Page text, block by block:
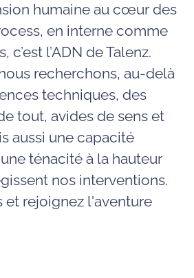
humaine au cœur des
en interne comme
c’est l’ADN de Talenz.
recherchons, au-delà
techniques, des
tout, avides de sens et
aussi une capacité
ténacité à la hauteur
nos interventions.
et rejoignez l'aventure